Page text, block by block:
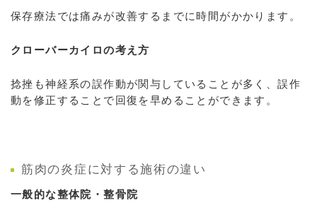
保存療法では痛みが改善するまでに時間がかかります。
クローバーカイロの考え方
捻挫も神経系の誤作動が関与していることが多く、誤作
動を修正することで回復を早めることができます。
筋肉の炎症に対する施術の違い
一般的な整体院・整骨院